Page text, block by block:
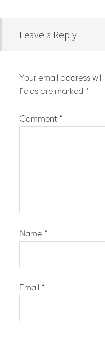
Leave a Reply
Your email address
fields are marked *
Comment *
Name *
Email *